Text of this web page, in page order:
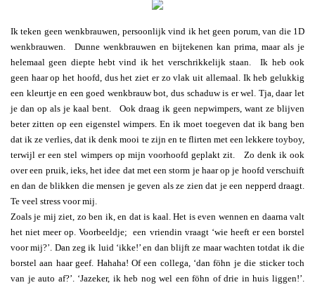
Ik teken geen wenkbrauwen, persoonlijk vind ik het geen porum, van die 1D
wenkbrauwen. Dunne wenkbrauwen en bijtekenen kan prima, maar als je
helemaal geen diepte hebt vind ik het verschrikkelijk staan. Ik heb ook
geen haar op het hoofd, dus het ziet er zo vlak uit allemaal. Ik heb gelukkig
een kleurtje en een goed wenkbrauw bot, dus schaduw is er wel. Tja, daar let
je dan op als je kaal bent. Ook draag ik geen nepwimpers, want ze blijven
beter zitten op een eigenstel wimpers. En ik moet toegeven dat ik bang ben
dat ik ze verlies, dat ik denk mooi te zijn en te flirten met een lekkere toyboy,
terwijl er een stel wimpers op mijn voorhoofd geplakt zit. Zo denk ik ook
over een pruik, ieks, het idee dat met een storm je haar op je hoofd verschuift
en dan de blikken die mensen je geven als ze zien dat je een nepperd draagt.
Te veel stress voor mij.
Zoals je mij ziet, zo ben ik, en dat is kaal. Het is even wennen en daarna valt
het niet meer op. Voorbeeldje; een vriendin vraagt ‘wie heeft er een borstel
voor mij?’. Dan zeg ik luid ‘ikke!’ en dan blijft ze maar wachten totdat ik die
borstel aan haar geef. Hahaha! Of een collega, ‘dan föhn je die sticker toch
van je auto af?’. ‘Jazeker, ik heb nog wel een föhn of drie in huis liggen!’.